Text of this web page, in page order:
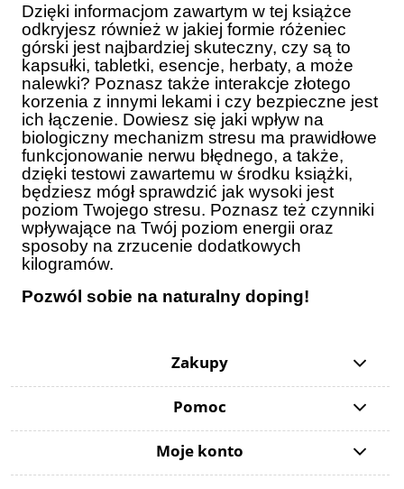
Dzięki informacjom zawartym w tej książce
odkryjesz również w jakiej formie różeniec
górski jest najbardziej skuteczny, czy są to
kapsułki, tabletki, esencje, herbaty, a może
nalewki? Poznasz także interakcje złotego
korzenia z innymi lekami i czy bezpieczne jest
ich łączenie. Dowiesz się jaki wpływ na
biologiczny mechanizm stresu ma prawidłowe
funkcjonowanie nerwu błędnego, a także,
dzięki testowi zawartemu w środku książki,
będziesz mógł sprawdzić jak wysoki jest
poziom Twojego stresu. Poznasz też czynniki
wpływające na Twój poziom energii oraz
sposoby na zrzucenie dodatkowych
kilogramów.
Pozwól sobie na naturalny doping!
Zakupy
Pomoc
Moje konto